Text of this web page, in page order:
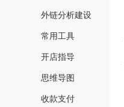
外链分析建设
常用工具
开店指导
思维导图
收款支付